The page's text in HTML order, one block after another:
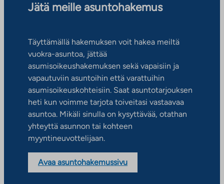
Jätä meille asuntohakemus
Täyttämällä hakemuksen voit hakea meiltä
vuokra-asuntoa, jättää
asumisoikeushakemuksen sekä vapaisiin ja
vapautuviin asuntoihin että varattuihin
asumisoikeuskohteisiin. Saat asuntotarjouksen
heti kun voimme tarjota toiveitasi vastaavaa
asuntoa. Mikäli sinulla on kysyttävää, otathan
yhteyttä asunnon tai kohteen
myyntineuvottelijaan.
Avaa asuntohakemussivu